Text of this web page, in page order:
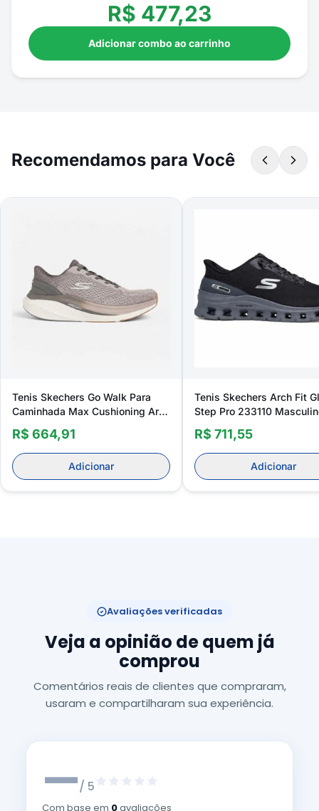
R$ 477,23
Adicionar combo ao carrinho
Recomendamos para Você
Tenis Skechers Go Walk Para
Caminhada Max Cushioning Arch
Fit Jonah Masculino
R$ 664,91
Adicionar
Tenis Skechers Arch Fit
Step Pro 233110
R$ 711,55
Adicionar
Avaliações verificadas
Veja a opinião de quem já
comprou
Comentários reais de clientes que compraram,
usaram e compartilharam sua experiência.
—/ 5
Com base em 0avaliações